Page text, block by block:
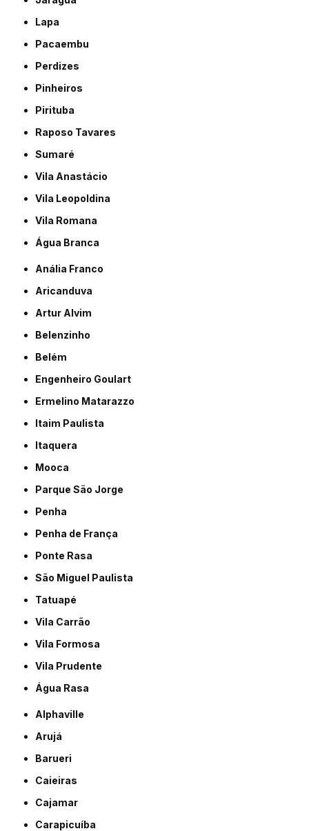
Lapa
Pacaembu
Perdizes
Pinheiros
Pirituba
Raposo Tavares
Sumaré
Vila Anastácio
Vila Leopoldina
Vila Romana
Água Branca
Anália Franco
Aricanduva
Artur Alvim
Belenzinho
Belém
Engenheiro Goulart
Ermelino Matarazzo
Itaim Paulista
Itaquera
Mooca
Parque São Jorge
Penha
Penha de França
Ponte Rasa
São Miguel Paulista
Tatuapé
Vila Carrão
Vila Formosa
Vila Prudente
Água Rasa
Alphaville
Arujá
Barueri
Caieiras
Cajamar
Carapicuíba